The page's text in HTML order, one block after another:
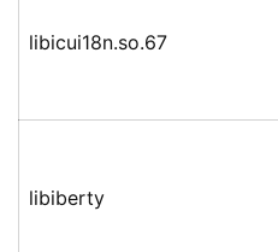
libicui18n.so.67
libiberty